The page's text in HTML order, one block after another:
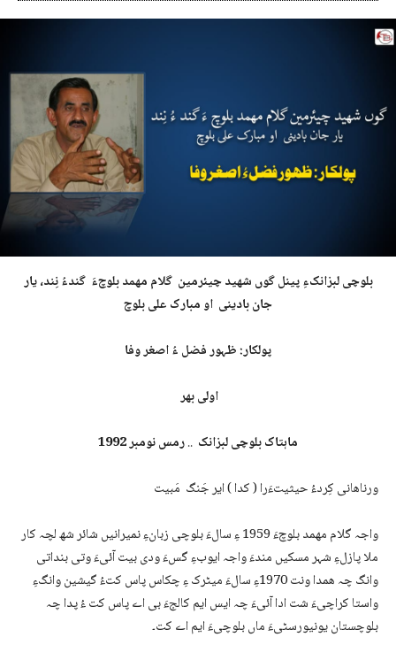
بلوچی لبزانکءِ پینل گوں شھید چیئرمین گلام مھمد بلوچءَ گندءُ نِند، یار
جان بادینی او مبارک علی بلوچ
پولکار: ظہور فضل ءُ اصغر وفا
اولی بھر
ماہتاک بلوچی لبزانک ..رمس نومبر1992
ورناھانی کِردءُ حیثیتءَرا ( کدا ) ایر جَنگ مَبیت
واجہ گلام مھمد بلوچءَ 1959 ءِ سالءَ بلوچی زبانءِ نمیرانیں شائر شھ لچہ کار
ملا پازلءِ شہر مسکیں مندءَ واجہ ایوبءِ گسءَ ودی بیت آئیءَ وتی بنداتی
وانگ چہ ھمدا ونت 1970ءِ سالءَ میٹرک ءِ چکاس پاس کتءُ گیشین وانگءِ
واستا کراچیءَ شت ادا آئیءَ چہ ایس ایم کالجءَ بی اے پاس کت ءُ پدا چہ
بلوچستان یونیورسٹیءَ ماں بلوچیءَ ایم اے کت۔